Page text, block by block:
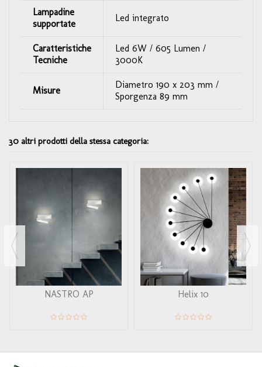
Lampadine
supportate
Led integrato
Caratteristiche
Tecniche
Led 6W / 605 Lumen /
3000K
Misure
Diametro 190 x 203 mm /
Sporgenza 89 mm
30 altri prodotti della stessa categoria:
NASTRO AP Helix 10